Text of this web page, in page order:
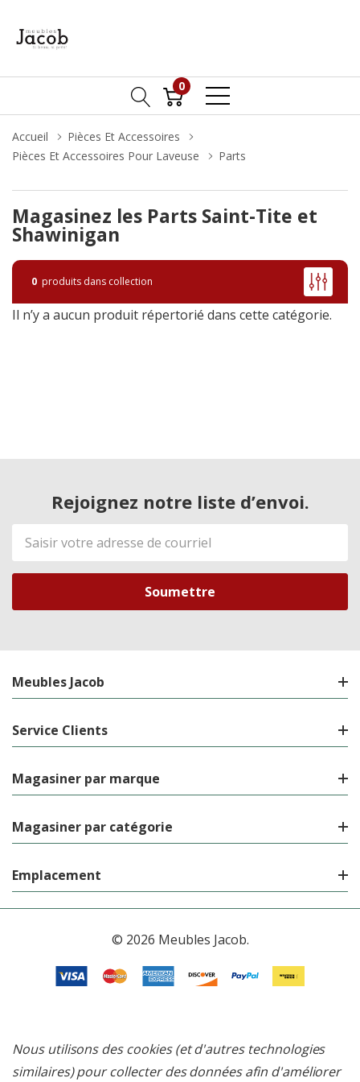
0
Accueil
Pièces Et Accessoires
Pièces Et Accessoires Pour Laveuse
Parts
Magasinez les Parts Saint-Tite et
Shawinigan
0 produits dans collection
Il n’y a aucun produit répertorié dans cette catégorie.
Rejoignez notre liste d’envoi.
Adresse
de
courriel
Meubles Jacob
Service Clients
Magasiner par marque
Magasiner par catégorie
Emplacement
© 2026 Meubles Jacob.
Nous utilisons des cookies (et d'autres technologies
similaires) pour collecter des données afin d'améliorer